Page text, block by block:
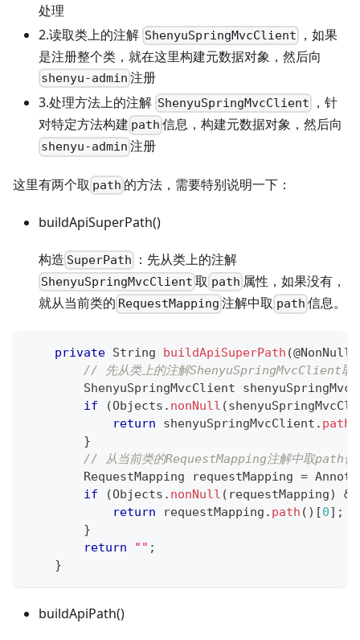
处理
2.读取类上的注解 ShenyuSpringMvcClient
，如果
是注册整个类，就在这里构建元数据对象，然后向
shenyu-admin 注册
3.处理方法上的注解 ShenyuSpringMvcClient
，针
对特定方法构建 path 信息，构建元数据对象，然后向
shenyu-admin 注册
这里有两个取 path 的方法，需要特别说明一下：
buildApiSuperPath()
构造 SuperPath ：先从类上的注解
ShenyuSpringMvcClient 取 path 属性，如果没有，
就从当前类的 RequestMapping 注解中取 path 信息。
private String buildApiSuperPath (@NonNull
// 先从类上的注解ShenyuSpringMvcClient取
ShenyuSpringMvcClient
if
(Objects . nonNull (
return shenyuSpringMvcClient . path
}
// 从当前类的RequestMapping注解中取path信
RequestMapping requestMapping =
if
(Objects . nonNull ( requestMapping)
&&
return requestMapping . path ( ) [0] ;
}
return
"" ;
}
buildApiPath()